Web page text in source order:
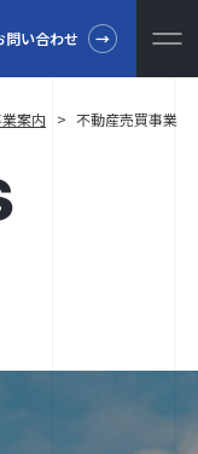
問い合わせ
案内 > 不動産売買事業